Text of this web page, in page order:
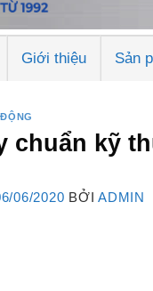
Giới thiệu Sản
chuẩn kỹ
06/2020 BỞI ADMIN